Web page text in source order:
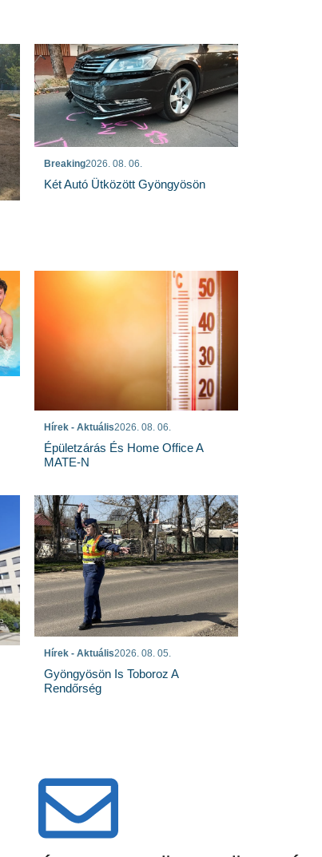
Breaking2026. 08. 06.
Két Autó Ütközött Gyöngyösön
Hírek - Aktuális2026. 08. 06.
Épületzárás És Home Office A
MATE-N
Hírek - Aktuális2026. 08. 05.
Gyöngyösön Is Toboroz A
Rendőrség